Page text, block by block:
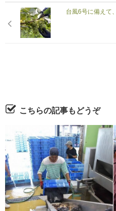
台風6号に備えて
こちらの記事もどうぞ